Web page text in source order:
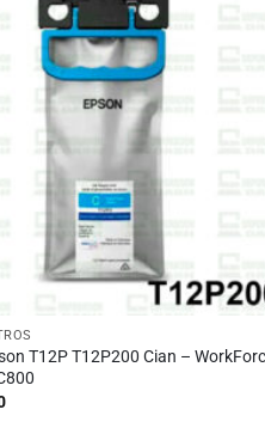
T12P T12P200 Cian –